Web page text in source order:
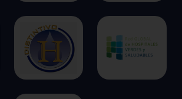
respetamos su derecho a la
escoger no permitirnos usar ciertas
clic en los encabezados de cada
más y cambiar nuestras
predeterminadas. Sin embargo, el
algunos tipos de cookies puede
experiencia en el sitio y los